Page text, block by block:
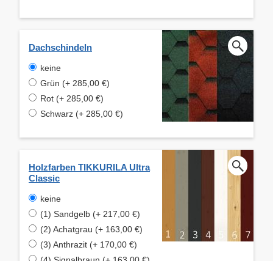
Dachschindeln
keine
Grün (+ 285,00 €)
Rot (+ 285,00 €)
Schwarz (+ 285,00 €)
Holzfarben TIKKURILA Ultra
Classic
keine
(1) Sandgelb (+ 217,00 €)
(2) Achatgrau (+ 163,00 €)
(3) Anthrazit (+ 170,00 €)